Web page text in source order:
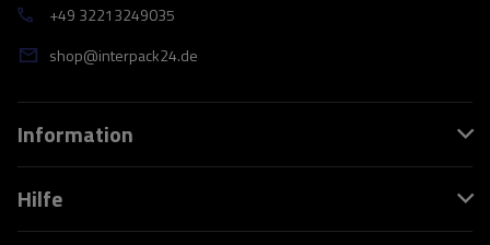
+49 32213249035
shop@interpack24.de
Information
Hilfe